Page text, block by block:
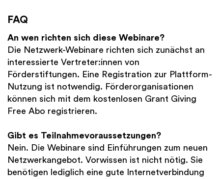
FAQ
An wen richten sich diese Webinare?
Die Netzwerk-Webinare richten sich zunächst an
interessierte Vertreter:innen von
Förderstiftungen. Eine Registration zur Plattform-
Nutzung ist notwendig. Förderorganisationen
können sich mit dem kostenlosen Grant Giving
Free Abo registrieren.
Gibt es Teilnahmevoraussetzungen?
Nein. Die Webinare sind Einführungen zum neuen
Netzwerkangebot. Vorwissen ist nicht nötig. Sie
benötigen lediglich eine gute Internetverbindung